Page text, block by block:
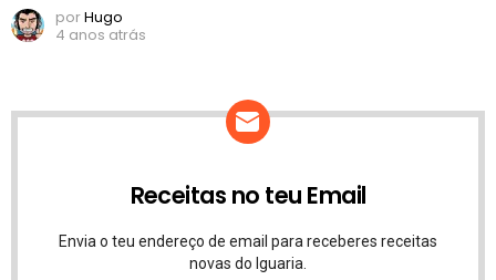
porHugo
4 anos atrás
Receitas no teu Email
Envia o teu endereço de email para receberes receitas
novas do Iguaria.